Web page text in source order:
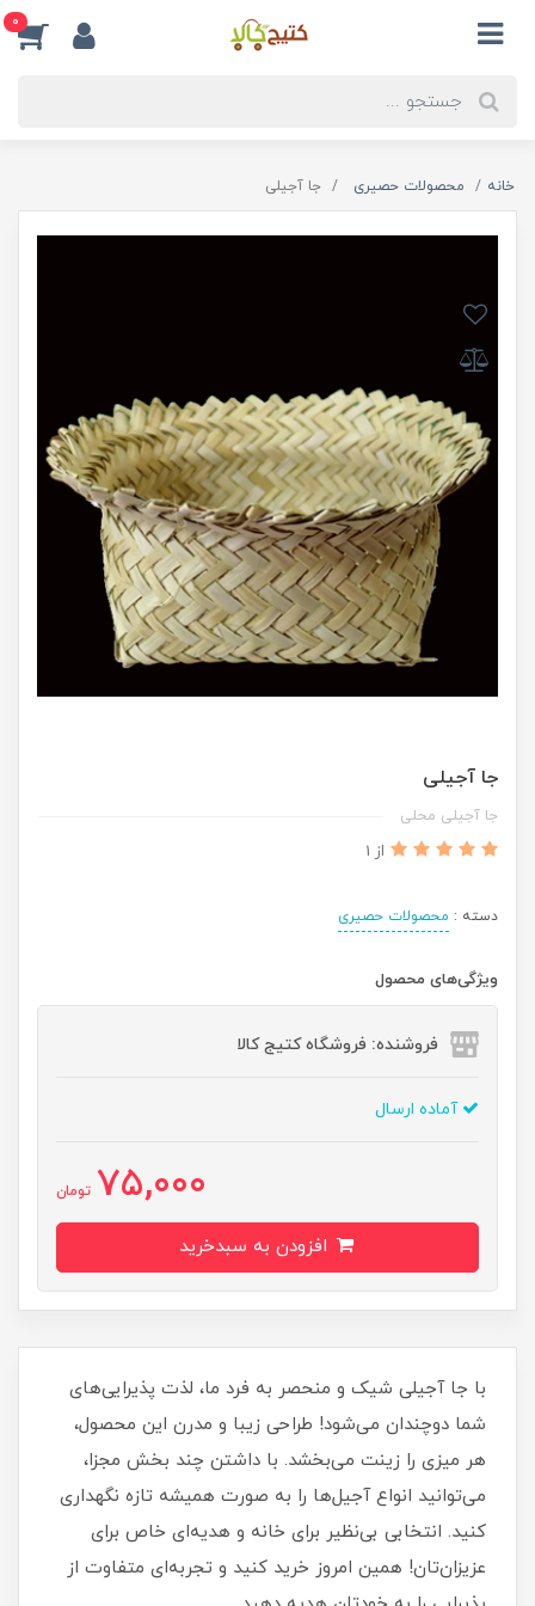
0
خانه محصولات حصیری جا آجیلی
جا آجیلی
جا آجیلی محلی
از 1
دسته : محصولات حصیری
ویژگی‌های محصول
فروشنده: فروشگاه کتیج کالا
آماده ارسال
75,000 تومان
با جا آجیلی شیک و منحصر به فرد ما، لذت پذیرایی‌های
شما دوچندان می‌شود! طراحی زیبا و مدرن این محصول،
هر میزی را زینت می‌بخشد. با داشتن چند بخش مجزا،
می‌توانید انواع آجیل‌ها را به صورت همیشه تازه نگهداری
کنید. انتخابی بی‌نظیر برای خانه و هدیه‌ای خاص برای
عزیزان‌تان! همین امروز خرید کنید و تجربه‌ای متفاوت از